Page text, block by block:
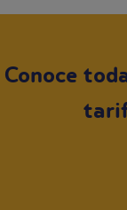
Conoce